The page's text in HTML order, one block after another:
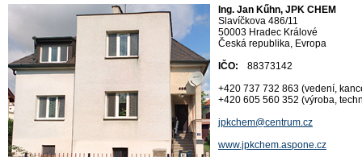
Ing. Jan Kűhn, JPK CHEM
Slavíčkova 486/11
50003 Hradec Králové
Česká republika, Evropa
IČO:
88373142
+420 737 732 863 (vedení,
+420 605 560 352 (výroba,
jpkchem@centrum.cz
www.jpkchem.aspone.cz